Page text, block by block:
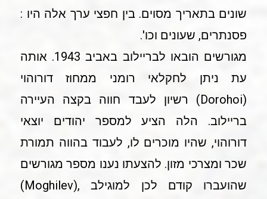
שונים בתאריך מסוים. בין חפצי ערך אלה היו :
פסנתרים, שעונים וכו'.
מגורשים הובאו לבריילוב באביב 1943. אותה
עת ניתן לחקלאי רומני ממחוז דורוהוי
(Dorohoi) רשיון לעבד חווה בקצה העיירה
בריילוב. הלה הציע למספר יהודים יוצאי
דורוהוי, שהיו מוכרים לו, לעבוד בהווה תמורת
שכר ומצרכי מזון. להצעתו נענו מספר מגורשים
שהועברו קודם לכן למוגילב ,(Moghilev)